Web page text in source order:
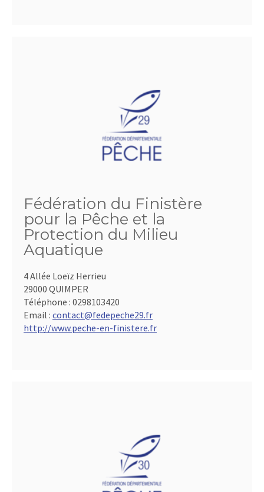
Fédération du Finistère
pour la Pêche et la
Protection du Milieu
Aquatique
4 Allée Loeïz Herrieu
29000 QUIMPER
Téléphone : 0298103420
Email : contact@fedepeche29.fr
http://www.peche-en-finistere.fr